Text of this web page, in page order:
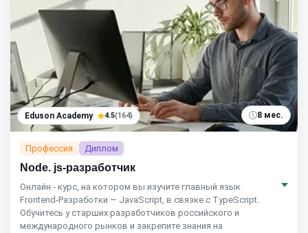
Eduson Academy 4.5(164) 8 мес.
Профессия Диплом
Node. js-разработчик
Онлайн - курс, на котором вы изучите главный язык
Frontend-Разработки — JavaScript, в связке с TypeScript.
Обучитесь у старших разработчиков российского и
международного рынков и закрепите знания на